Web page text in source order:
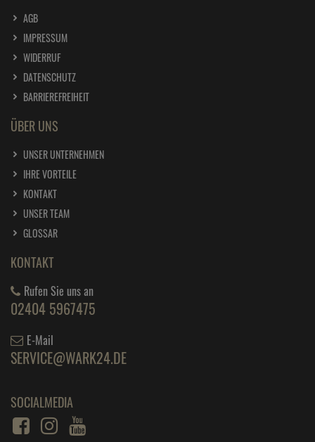
AGB
IMPRESSUM
WIDERRUF
DATENSCHUTZ
BARRIEREFREIHEIT
ÜBER UNS
UNSER UNTERNEHMEN
IHRE VORTEILE
KONTAKT
UNSER TEAM
GLOSSAR
KONTAKT
Rufen Sie uns an
02404 5967475
E-Mail
SERVICE@WARK24.DE
SOCIALMEDIA